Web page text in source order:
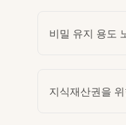
비밀 유지 용도
지식재산권을